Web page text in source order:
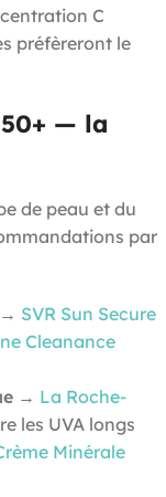
C
préfèreront le
— la
de peau et du
par
→ SVR Sun Secure
Cleanance
→ La Roche-
les UVA longs
Minérale